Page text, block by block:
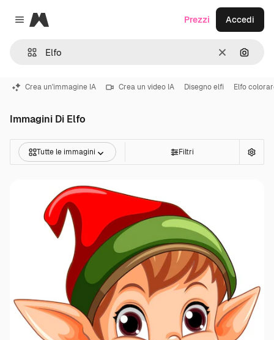
Close menu
Magnific
CancellaCerca
Prezzi Accedi
Crea un'immagine IA Crea un video IA Disegno elfi Elfo
Immagini Di Elfo
Tutte le immagini Filtri